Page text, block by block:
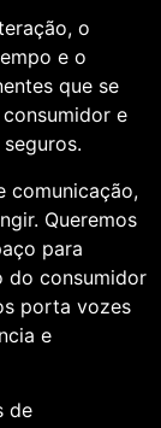
o
e o
que se
e
comunicação,
Queremos
para
do consumidor
porta vozes
e
de